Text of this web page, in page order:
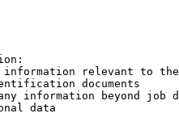
relevant to
documents
information beyond job
data